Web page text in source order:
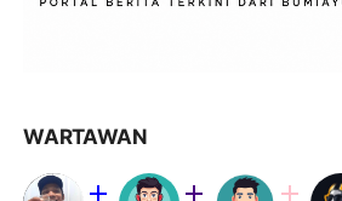
WARTAWAN